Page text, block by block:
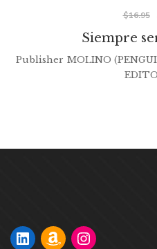
Siempre
$16.95
Publisher MOLINO